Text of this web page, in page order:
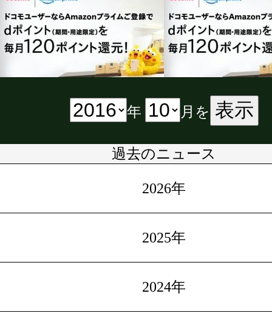
年 月を 表示
過去のニュース
2026年
2025年
2024年